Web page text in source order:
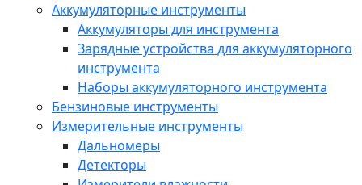
Аккумуляторные инструменты
Аккумуляторы для инструмента
Зарядные устройства для аккумуляторного
инструмента
Наборы аккумуляторного инструмента
Бензиновые инструменты
Измерительные инструменты
Дальномеры
Детекторы